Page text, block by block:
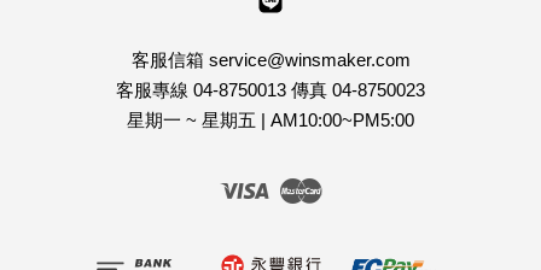
客服信箱 service@winsmaker.com
客服專線 04-8750013 傳真 04-8750023
星期一 ~ 星期五 | AM10:00~PM5:00
Visa Master